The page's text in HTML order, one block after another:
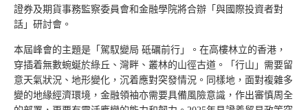
證券及期貨事務監察委員會和金融學院將合辦「與國際投資者對
話」研討會。
本屆峰會的主題是「駕馭變局 砥礪前行」。在高樓林立的香港，
穿插着無數蜿蜒於綠丘、灣畔、叢林的山徑古道。「行山」需要留
意天氣狀況、地形變化，沉着應對突發情況。同樣地，面對複雜多
變的地緣經濟環境，金融領袖亦需要具備風險意識，作出審慎周全